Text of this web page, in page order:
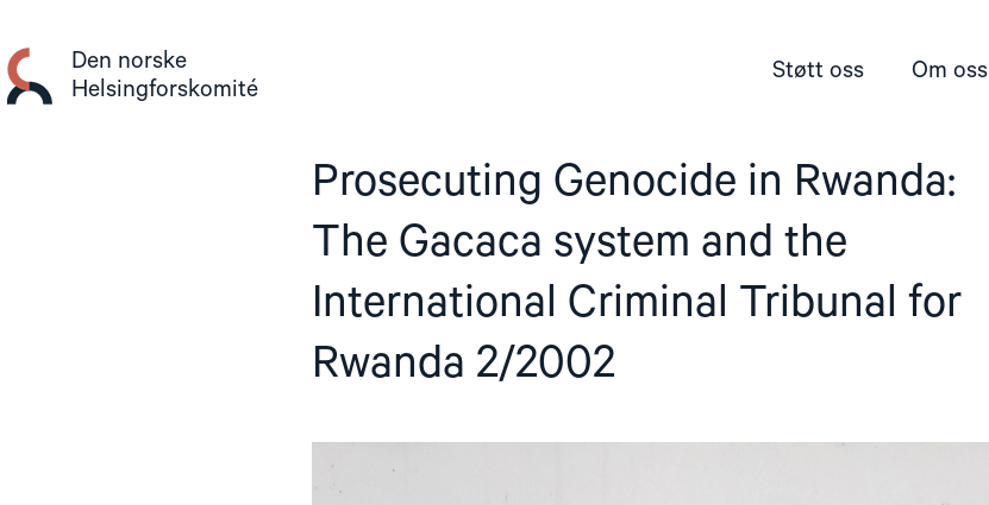
innhold
Den norske
Helsingforskomité
Støtt oss Om oss
Prosecuting Genocide in Rwanda:
The Gacaca system and the
International Criminal Tribunal for
Rwanda 2/2002